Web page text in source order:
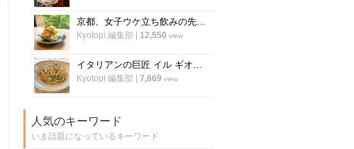
京都、女子ウケ立ち飲みの先駆者「すいば」の人気メニュー『ポテトサラダ』の作り方
Kyotopi 編集部 12,550 view
イタリアンの巨匠 イル ギオットーネ笹島シェフ直伝「ボンゴレビアンコ」の作り方
Kyotopi 編集部 7,669 view
人気のキーワード
いま話題になっているキーワード